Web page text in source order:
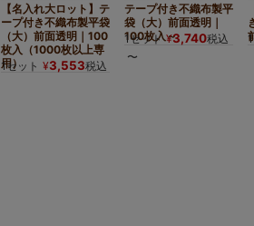
【名入れ大ロット】テ
ープ付き不織布製平袋
（大）前面透明｜100
枚入（1000枚以上専
用）
1セット ¥3,553税込
テープ付き不織布製平
袋（大）前面透明｜
100枚入～
1セット ¥3,740税込
〜